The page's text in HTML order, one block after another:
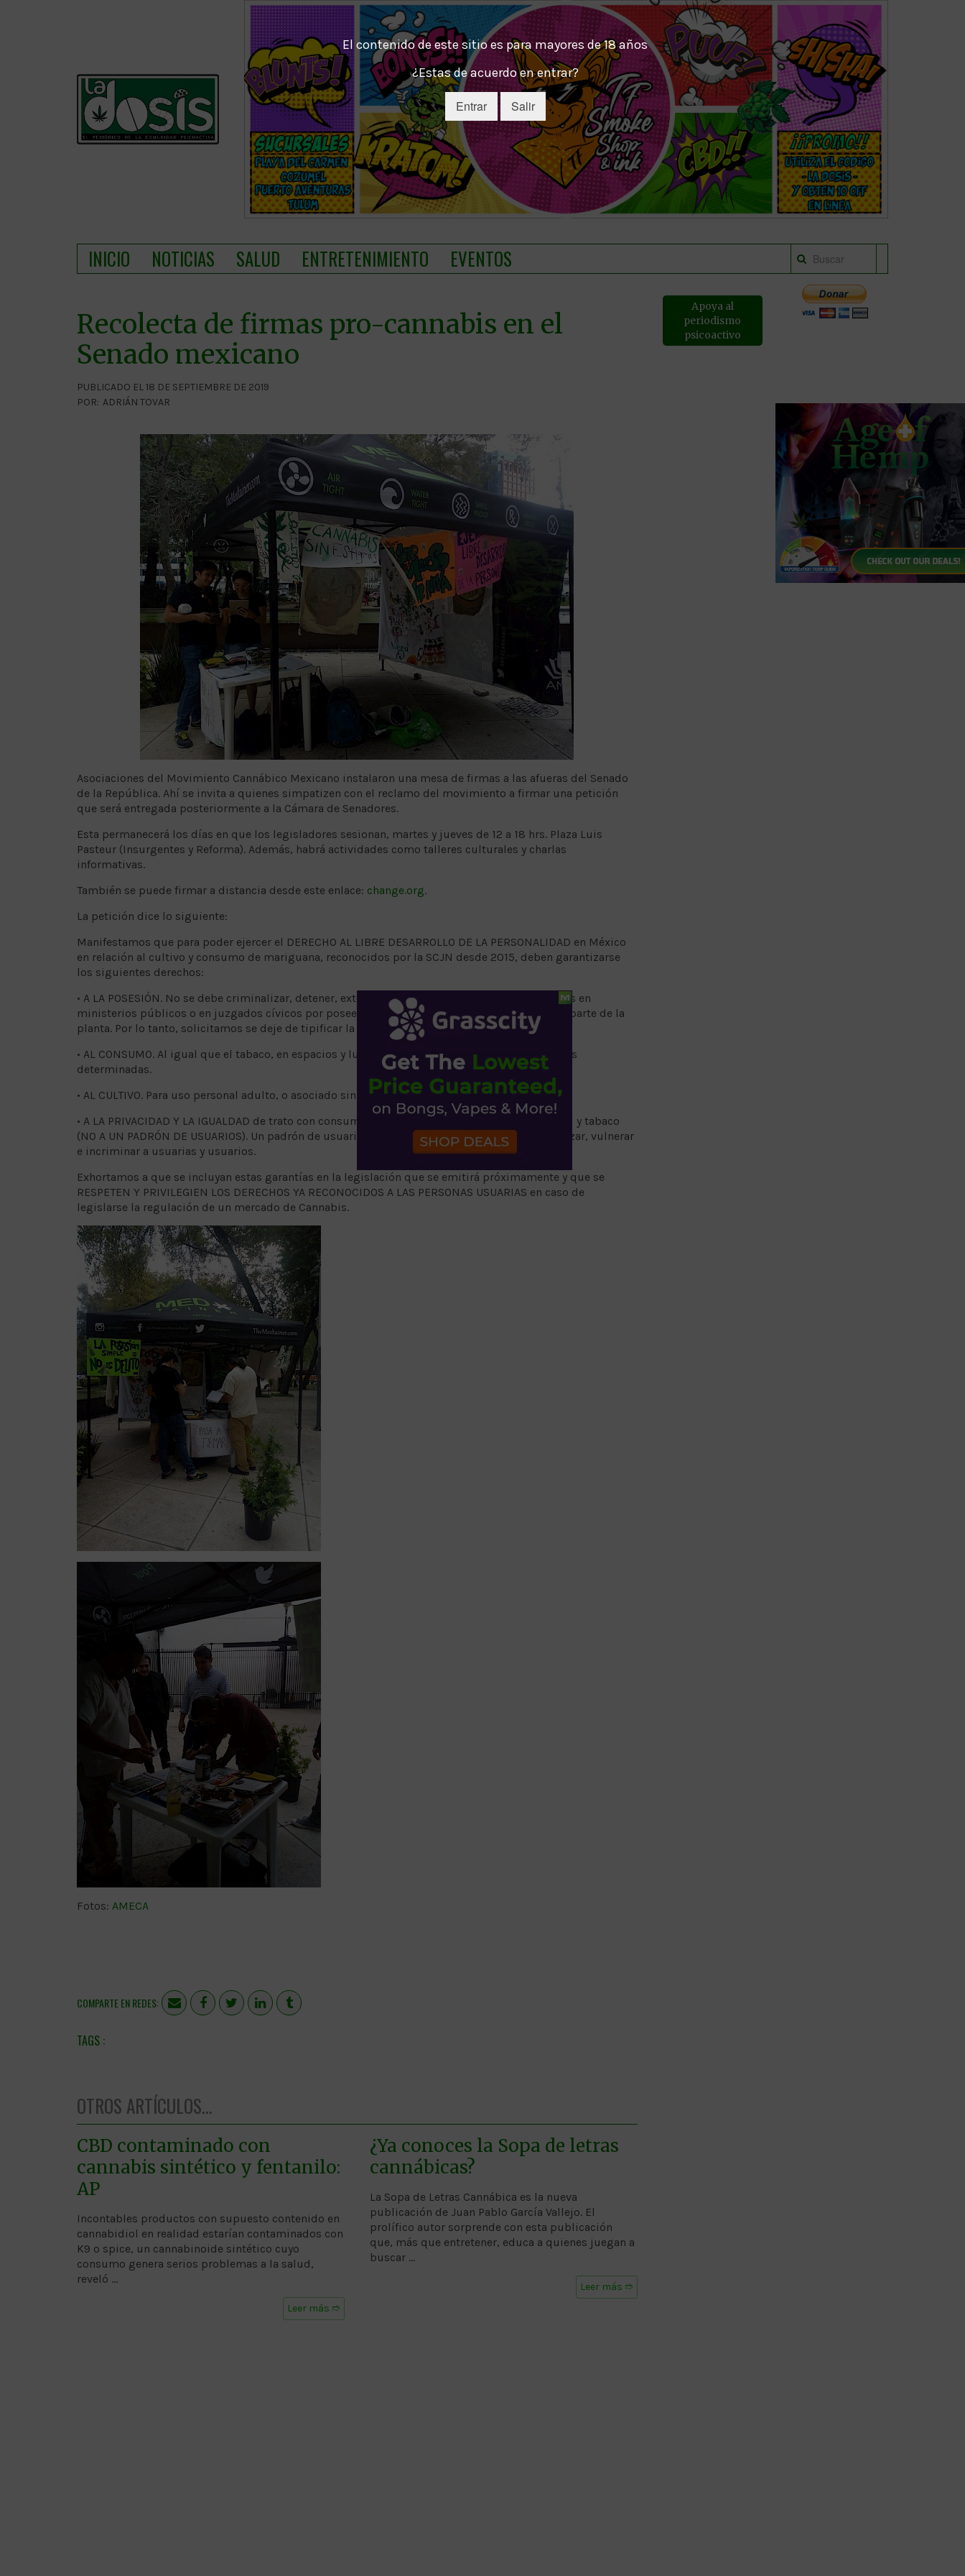
El contenido de este sitio es para mayores de 18 años
¿Estas de acuerdo en entrar?
Entrar Salir
INICIO NOTICIAS SALUD ENTRETENIMIENTO EVENTOS
Recolecta de firmas pro-cannabis en el
Senado mexicano
PUBLICADO EL 18 DE SEPTIEMBRE DE 2019
POR: ADRIÁN TOVAR
Asociaciones del Movimiento Cannábico Mexicano instalaron una mesa de firmas a las afueras del Senado
de la República. Ahí se invita a quienes simpatizen con el reclamo del movimiento a firmar una petición
que será entregada posteriormente a la Cámara de Senadores.
Esta permanecerá los días en que los legisladores sesionan, martes y jueves de 12 a 18 hrs. Plaza Luis
Pasteur (Insurgentes y Reforma). Además, habrá actividades como talleres culturales y charlas
informativas.
También se puede firmar a distancia desde este enlace: change.org.
La petición dice lo siguiente:
Manifestamos que para poder ejercer el DERECHO AL LIBRE DESARROLLO DE LA PERSONALIDAD en México
en relación al cultivo y consumo de mariguana, reconocidos por la SCJN desde 2015, deben garantizarse
los siguientes derechos:
• A LA POSESIÓN. No se debe criminalizar, detener, extorsionar, remitir o procesar a las personas en
ministerios públicos o en juzgados cívicos por poseer derivados, semillas, flores, o cualquier parte de la
planta. Por lo tanto, solicitamos se deje de tipificar la posesión simple como un delito.
• AL CONSUMO. Al igual que el tabaco, en espacios y lugares públicos abiertos en circunstancias
determinadas.
• AL CULTIVO. Para uso personal adulto, o asociado sin fines de comercio.
• A LA PRIVACIDAD Y LA IGUALDAD de trato con consumidores de otras sustancias, como alcohol y tabaco
(NO A UN PADRÓN DE USUARIOS). Un padrón de usuarios sería contrario a derecho, al estigmatizar, vulnerar
e incriminar a usuarias y usuarios.
Exhortamos a que se incluyan estas garantías en la legislación que se emitirá próximamente y que se
RESPETEN Y PRIVILEGIEN LOS DERECHOS YA RECONOCIDOS A LAS PERSONAS USUARIAS en caso de
legislarse la regulación de un mercado de Cannabis.
Fotos: AMECA
COMPARTE EN REDES:
OTROS ARTÍCULOS...
CBD contaminado con
cannabis sintético y fentanilo:
AP
Incontables productos con supuesto contenido en
cannabidiol en realidad estarían contaminados con
K9 o spice, un cannabinoide sintético cuyo
consumo genera serios problemas a la salud,
reveló …
Leer más ➱
¿Ya conoces la Sopa de letras
cannábicas?
La Sopa de Letras Cannábica es la nueva
publicación de Juan Pablo García Vallejo. El
prolífico autor sorprende con esta publicación
que, más que entretener, educa a quienes juegan a
buscar …
Leer más ➱
Apoya al
periodismo
psicoactivo